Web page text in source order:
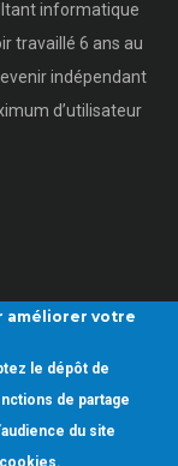
informatique
travaillé 6 ans au
indépendant
d’utilisateur
améliorer votre
le dépôt de
de partage
du site